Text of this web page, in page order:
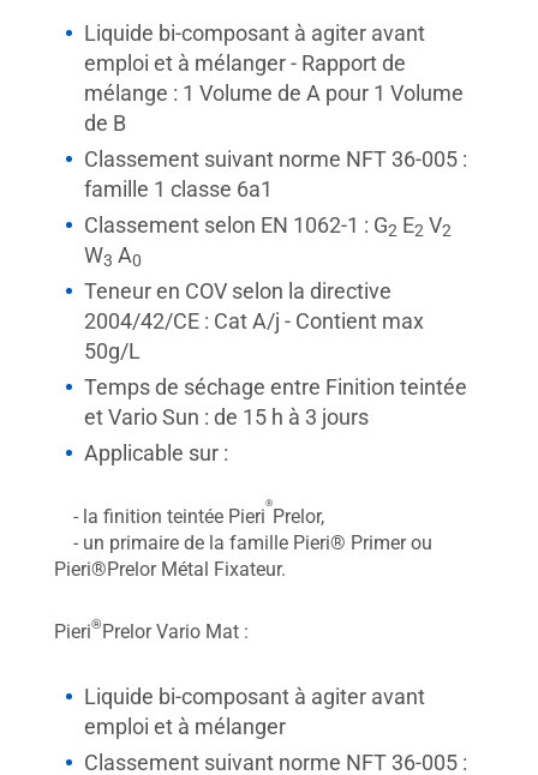
Liquide bi-composant à agiter avant
emploi et à mélanger - Rapport de
mélange : 1 Volume de A pour 1 Volume
de B
Classement suivant norme NFT 36-005 :
famille 1 classe 6a1
Classement selon EN 1062-1 : G2 E2 V2
W3 A0
Teneur en COV selon la directive
2004/42/CE : Cat A/j - Contient max
50g/L
Temps de séchage entre Finition teintée
et Vario Sun : de 15 h à 3 jours
Applicable sur :
- la finition teintée Pieri
®
Prelor,
- un primaire de la famille Pieri® Primer ou
Pieri®Prelor Métal Fixateur.
Pieri®Prelor Vario Mat :
Liquide bi-composant à agiter avant
emploi et à mélanger
Classement suivant norme NFT 36-005 :